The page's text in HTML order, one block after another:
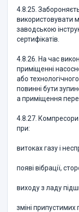
4.8.25.
використовувати
заводською
сертифікатів.
4.8.26. На час
приміщенні
або
повинні бути
а приміщення
4.8.27. Компресори
при:
витоках газу і
появі вібрації,
виходу з ладу
зміні припустимих